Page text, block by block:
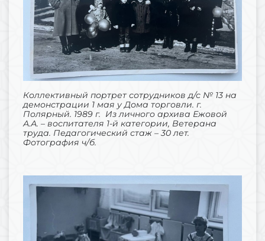
Коллективный портрет сотрудников д/с № 13 на
демонстрации 1 мая у Дома торговли. г.
Полярный. 1989 г. Из личного архива Ежовой
А.А. – воспитателя 1-й категории, Ветерана
труда. Педагогический стаж – 30 лет.
Фотография ч/б.